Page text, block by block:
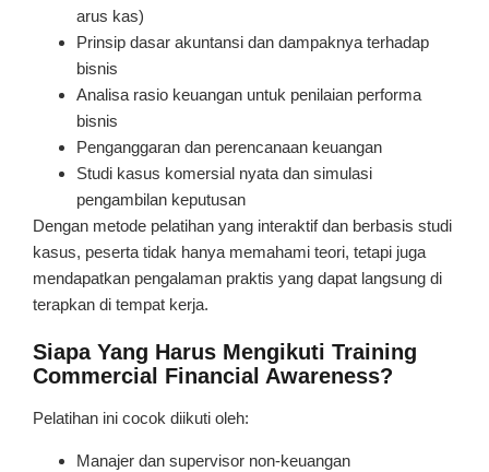
arus kas)
Prinsip dasar akuntansi dan dampaknya terhadap
bisnis
Analisa rasio keuangan untuk penilaian performa
bisnis
Penganggaran dan perencanaan keuangan
Studi kasus komersial nyata dan simulasi
pengambilan keputusan
Dengan metode pelatihan yang interaktif dan berbasis studi
kasus, peserta tidak hanya memahami teori, tetapi juga
mendapatkan pengalaman praktis yang dapat langsung di
terapkan di tempat kerja.
Siapa Yang Harus Mengikuti Training
Commercial Financial Awareness?
Pelatihan ini cocok diikuti oleh:
Manajer dan supervisor non-keuangan